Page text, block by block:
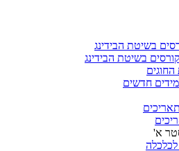
בשיטת הבידינג
בשיטת הבידינג
החוגים
חדשים
א'